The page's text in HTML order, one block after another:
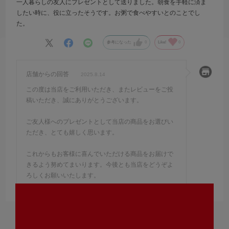
一人暮らしの友人にプレゼントとして送りました。朝食を手軽に済ま
したい時に、役に立ったそうです。お粥で食べやすいとのことでし
た。
参考になった Like!
店舗からの回答 2025.8.14
この度は当店をご利用いただき、またレビューをご投
稿いただき、誠にありがとうございます。
ご友人様へのプレゼントとして当店の商品をお選びい
ただき、とても嬉しく思います。
これからもお客様に喜んでいただける商品をお届けで
きるよう努めてまいります。今後とも当店をどうぞよ
ろしくお願いいたします。